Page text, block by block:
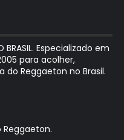
BRASIL. Especializado em
para acolher,
Reggaeton no Brasil.